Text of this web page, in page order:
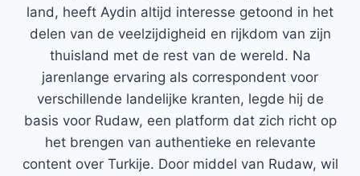
land, heeft Aydin altijd interesse getoond in het
delen van de veelzijdigheid en rijkdom van zijn
thuisland met de rest van de wereld. Na
jarenlange ervaring als correspondent voor
verschillende landelijke kranten, legde hij de
basis voor Rudaw, een platform dat zich richt op
het brengen van authentieke en relevante
content over Turkije. Door middel van Rudaw, wil